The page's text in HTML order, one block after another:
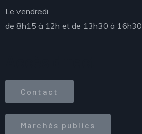
Le vendredi
de 8h15 à 12h et de 13h30 à 16h30
Contact
Marchés publics